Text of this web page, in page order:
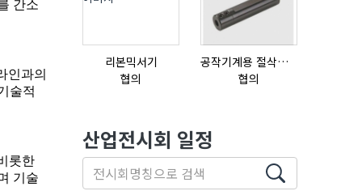
리본믹서기
협의
공작기계용 절삭공구, 슬리브(SLEEVE)
협의
산업전시회 일정